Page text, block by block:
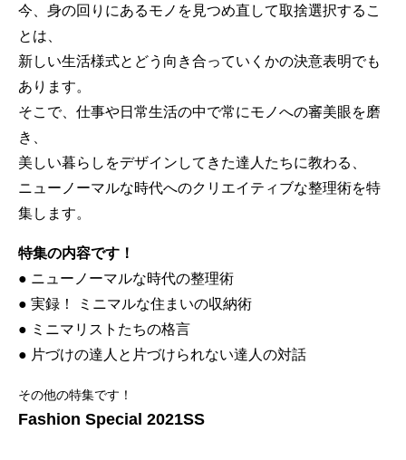
今、身の回りにあるモノを見つめ直して取捨選択するこ
とは、
新しい生活様式とどう向き合っていくかの決意表明でも
あります。
そこで、仕事や日常生活の中で常にモノへの審美眼を磨
き、
美しい暮らしをデザインしてきた達人たちに教わる、
ニューノーマルな時代へのクリエイティブな整理術を特
集します。
特集の内容です！
● ニューノーマルな時代の整理術
● 実録！ ミニマルな住まいの収納術
● ミニマリストたちの格言
● 片づけの達人と片づけられない達人の対話
その他の特集です！
Fashion Special 2021SS